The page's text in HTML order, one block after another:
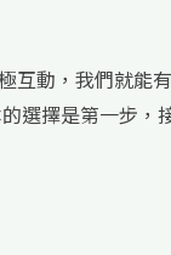
互動，我們就能
選擇是第一步，